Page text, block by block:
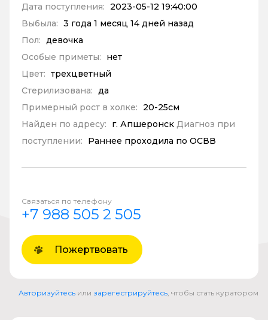
Дата поступления:
2023-05-12 19:40:00
Выбыла: 3 года 1 месяц 14 дней назад
Пол: девочка
Особые приметы:
нет
Цвет: трехцветный
Стерилизована: да
Примерный рост в холке:
20-25см
Найден по адресу:
г. Апшеронск Диагноз при
поступлении:
Раннее проходила по ОСВВ
Связаться по телефону
+7 988 505 2 505
Пожертвовать
Авторизуйтесь или зарегестрируйтесь , чтобы стать куратором